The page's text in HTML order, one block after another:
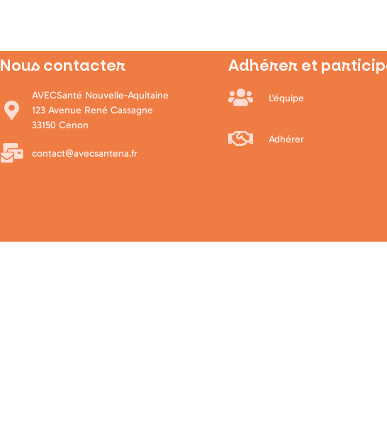
Nous contacter
AVECSanté Nouvelle-Aquitaine
123 Avenue René Cassagne
33150 Cenon
contact@avecsantena.fr
Adhérer et
L'équipe
Adhérer